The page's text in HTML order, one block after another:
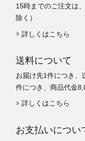
15時までのご注文は
除く）
詳しくはこちら
送料について
お届け先1件につき、
件につき、商品代金
詳しくはこちら
お支払いについ